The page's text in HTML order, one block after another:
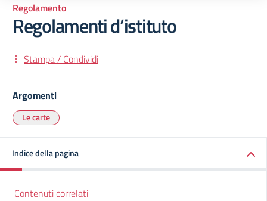
Regolamento
Regolamenti d’istituto
Stampa / Condividi
Argomenti
Le carte
Indice della pagina
Contenuti correlati